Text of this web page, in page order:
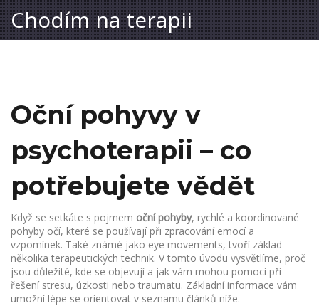
Chodím na terapii
Oční pohyvy v
psychoterapii – co
potřebujete vědět
Když se setkáte s pojmem oční pohyby, rychlé a koordinované
pohyby očí, které se používají při zpracování emocí a
vzpomínek. Také známé jako eye movements, tvoří základ
několika terapeutických technik. V tomto úvodu vysvětlíme, proč
jsou důležité, kde se objevují a jak vám mohou pomoci při
řešení stresu, úzkosti nebo traumatu. Základní informace vám
umožní lépe se orientovat v seznamu článků níže.